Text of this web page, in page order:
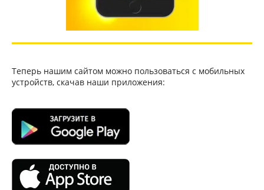
Теперь нашим сайтом можно пользоваться с мобильных
устройств, скачав наши приложения: